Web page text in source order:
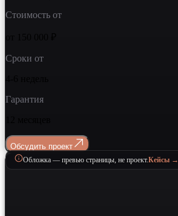
Стоимость от
Сроки от
Гарантия
Обсудить проект
Обложка — превью страницы, не проект.Кейсы →